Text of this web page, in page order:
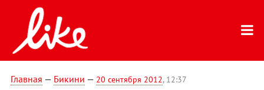
Главная — Бикини — 20 сентября 2012, 12:37